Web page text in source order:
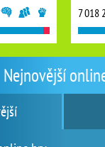
Nejnovější
7 018